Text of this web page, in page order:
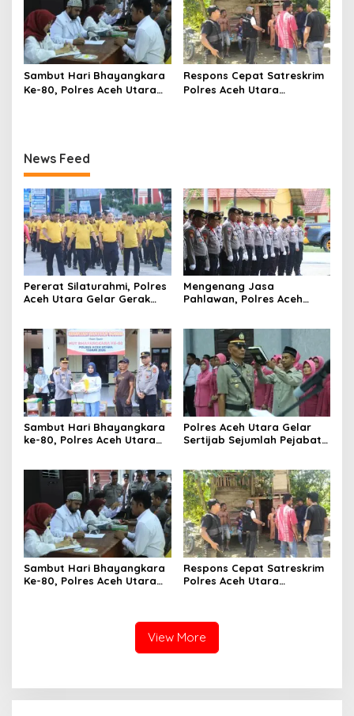
Sambut Hari Bhayangkara
Ke-80, Polres Aceh Utara
Respons Cepat Satreskrim
Polres Aceh Utara
News Feed
Pererat Silaturahmi, Polres
Aceh Utara Gelar Gerak
Mengenang Jasa
Pahlawan, Polres Aceh
Bhayangkara ke-80
Sambut Hari Bhayangkara
ke-80, Polres Aceh Utara
Lepas
Polres Aceh Utara Gelar
Sertijab Sejumlah Pejabat
Sambut Hari Bhayangkara
Ke-80, Polres Aceh Utara
Respons Cepat Satreskrim
Polres Aceh Utara
View More